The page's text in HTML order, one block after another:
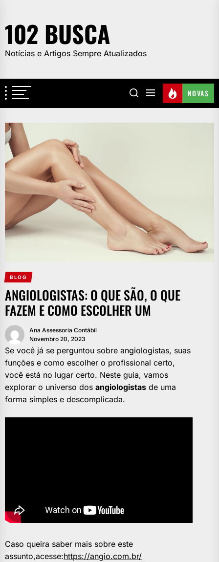
the
content
102 BUSCA
Notícias e Artigos Sempre Atualizados
NOVAS
BLOG
ANGIOLOGISTAS: O QUE SÃO, O QUE
FAZEM E COMO ESCOLHER UM
Ana Assessoria Contábil
Novembro 20, 2023
Se você já se perguntou sobre angiologistas, suas
funções e como escolher o profissional certo,
você está no lugar certo. Neste guia, vamos
explorar o universo dos angiologistas de uma
forma simples e descomplicada.
Caso queira saber mais sobre este
assunto,acesse:https://angio.com.br/